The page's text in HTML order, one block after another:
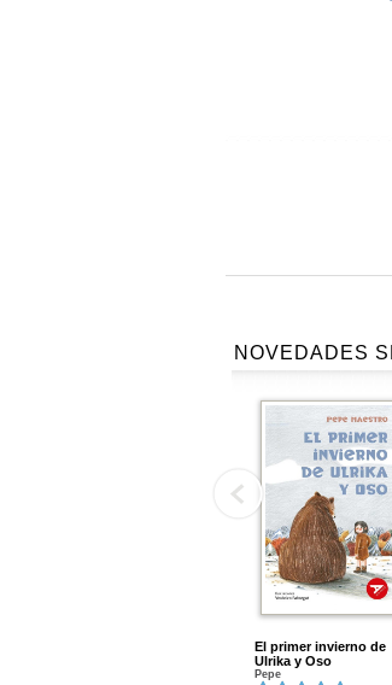
NOVEDADES
El primer invierno de
Ulrika y Oso
Pepe